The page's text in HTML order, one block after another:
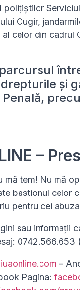
Cugir,
celor din cadrul
și
–
mă tem! Nu mă
bastionul celor
pentru cei
sau informații
0742.566.653
–
Pagina: